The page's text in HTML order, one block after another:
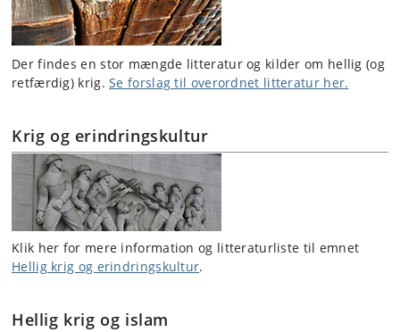
Der findes en stor mængde litteratur og kilder om hellig (og
retfærdig) krig.Se forslag til overordnet litteratur her.
Krig og erindringskultur
Klik her for mere information og litteraturliste til emnet
Hellig krig og erindringskultur.
Hellig krig og islam